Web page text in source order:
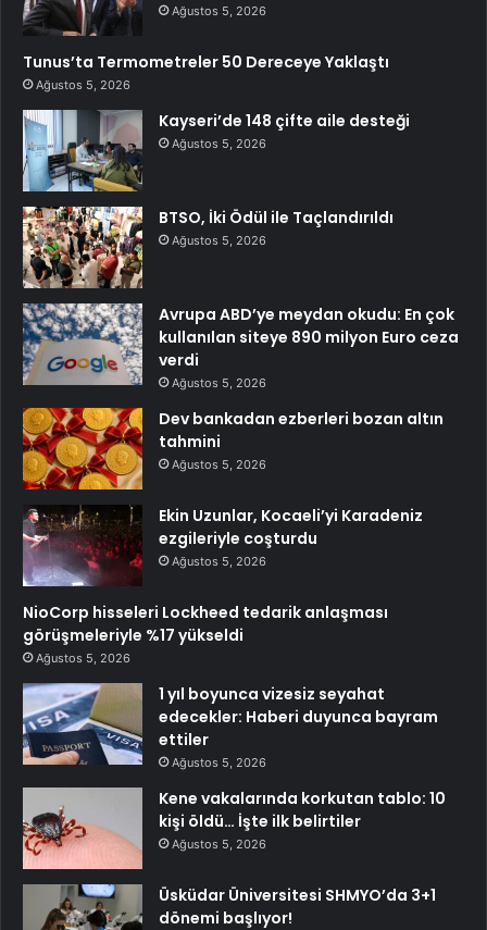
Ağustos 5, 2026
Tunus’ta Termometreler 50 Dereceye Yaklaştı
Ağustos 5, 2026
Kayseri’de 148 çifte aile desteği
Ağustos 5, 2026
BTSO, İki Ödül ile Taçlandırıldı
Ağustos 5, 2026
Avrupa ABD’ye meydan okudu: En çok
kullanılan siteye 890 milyon Euro ceza
verdi
Ağustos 5, 2026
Dev bankadan ezberleri bozan altın
tahmini
Ağustos 5, 2026
Ekin Uzunlar, Kocaeli’yi Karadeniz
ezgileriyle coşturdu
Ağustos 5, 2026
NioCorp hisseleri Lockheed tedarik anlaşması
görüşmeleriyle %17 yükseldi
Ağustos 5, 2026
1 yıl boyunca vizesiz seyahat
edecekler: Haberi duyunca bayram
ettiler
Ağustos 5, 2026
Kene vakalarında korkutan tablo: 10
kişi öldü… İşte ilk belirtiler
Ağustos 5, 2026
Üsküdar Üniversitesi SHMYO’da 3+1
dönemi başlıyor!